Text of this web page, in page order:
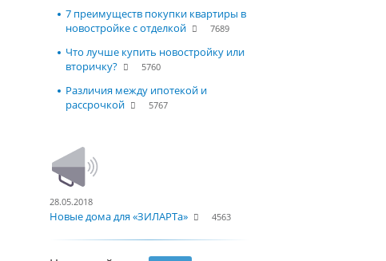
7 преимуществ покупки квартиры в
новостройке с отделкой
7689
Что лучше купить новостройку или
вторичку?
5760
Различия между ипотекой и
рассрочкой
5767
28.05.2018
Новые дома для «ЗИЛАРТа» 4563